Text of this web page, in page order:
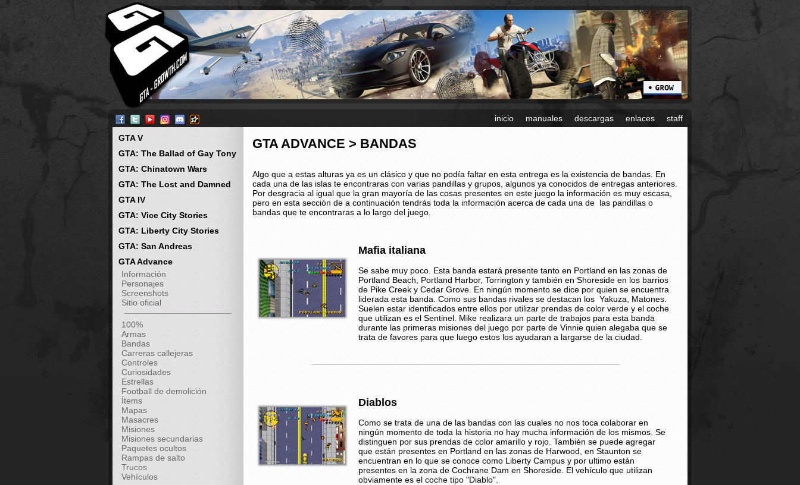
inicio manuales descargas enlaces staff
GTA V
GTA: The Ballad of Gay Tony
GTA: Chinatown Wars
GTA: The Lost and Damned
GTA IV
GTA: Vice City Stories
GTA: Liberty City Stories
GTA: San Andreas
GTA Advance
Información
Personajes
Screenshots
Sitio oficial
100%
Armas
Bandas
Carreras callejeras
Controles
Curiosidades
Estrellas
Football de demolición
Ítems
Mapas
Masacres
Misiones
Misiones secundarias
Paquetes ocultos
Rampas de salto
Trucos
Vehículos
GTA ADVANCE > BANDAS
Algo que a estas alturas ya es un clásico y que no podía faltar en esta entrega es la existencia de bandas. En
cada una de las islas te encontraras con varias pandillas y grupos, algunos ya conocidos de entregas anteriores.
Por desgracia al igual que la gran mayoría de las cosas presentes en este juego la información es muy escasa,
pero en esta sección de a continuación tendrás toda la información acerca de cada una de las pandillas o
bandas que te encontraras a lo largo del juego.
Mafia italiana
Se sabe muy poco. Esta banda estará presente tanto en Portland en las zonas de
Portland Beach, Portland Harbor, Torrington y también en Shoreside en los barrios
de Pike Creek y Cedar Grove. En ningún momento se dice por quien se encuentra
liderada esta banda. Como sus bandas rivales se destacan los Yakuza, Matones.
Suelen estar identificados entre ellos por utilizar prendas de color verde y el coche
que utilizan es el Sentinel. Mike realizara un parte de trabajos para esta banda
durante las primeras misiones del juego por parte de Vinnie quien alegaba que se
trata de favores para que luego estos los ayudaran a largarse de la ciudad.
Diablos
Como se trata de una de las bandas con las cuales no nos toca colaborar en
ningún momento de toda la historia no hay mucha información de los mismos. Se
distinguen por sus prendas de color amarillo y rojo. También se puede agregar
que están presentes en Portland en las zonas de Harwood, en Staunton se
encuentran en lo que se conoce como Liberty Campus y por ultimo están
presentes en la zona de Cochrane Dam en Shoreside. El vehículo que utilizan
obviamente es el coche tipo "Diablo".